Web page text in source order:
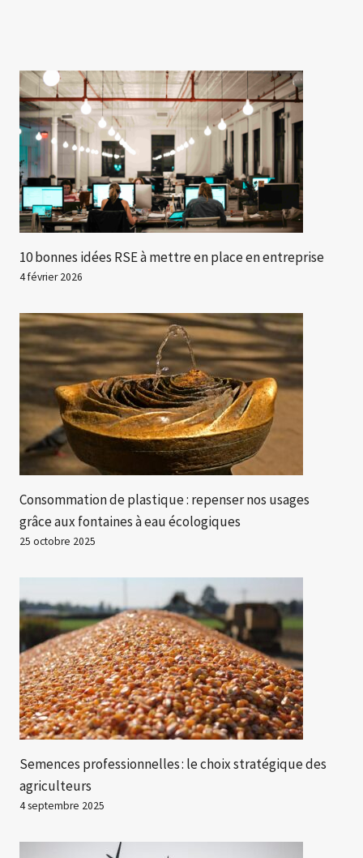
10 bonnes idées RSE à mettre en place en entreprise
4 février 2026
Consommation de plastique : repenser nos usages
grâce aux fontaines à eau écologiques
25 octobre 2025
Semences professionnelles : le choix stratégique des
agriculteurs
4 septembre 2025